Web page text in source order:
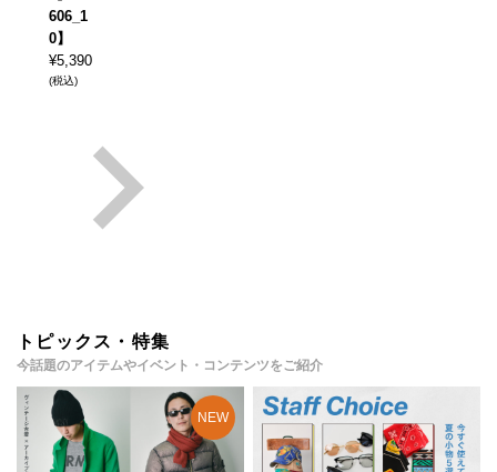
606_1
0】
¥5,390
(税込)
トピックス・特集
今話題のアイテムやイベント・コンテンツをご紹介